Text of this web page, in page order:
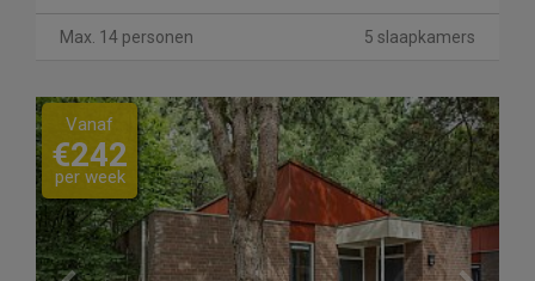
Max. 14 personen 5 slaapkamers
Previous Next
Vanaf
€242
per week